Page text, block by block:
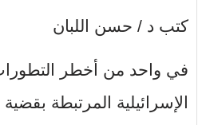
كتب د / حسن اللبان
في واحد من أخطر
الإسرائيلية المرتبطة